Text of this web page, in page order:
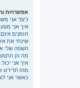
אפשרויות
כיצד אני
איך אני
הזמנים אינם
שינתי את
השפה שלי
מה הן
איך אני
מהו הדירוג
כאשר אני